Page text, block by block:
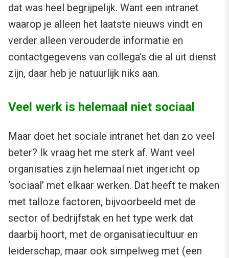
dat was heel begrijpelijk. Want een intranet
waarop je alleen het laatste nieuws vindt en
verder alleen verouderde informatie en
contactgegevens van collega’s die al uit dienst
zijn, daar heb je natuurlijk niks aan.
Veel werk is helemaal niet sociaal
Maar doet het sociale intranet het dan zo veel
beter? Ik vraag het me sterk af. Want veel
organisaties zijn helemaal niet ingericht op
‘sociaal’ met elkaar werken. Dat heeft te maken
met talloze factoren, bijvoorbeeld met de
sector of bedrijfstak en het type werk dat
daarbij hoort, met de organisatiecultuur en
leiderschap, maar ook simpelweg met (een